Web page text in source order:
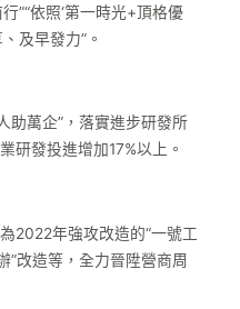
”“依照‘第一時光+頂格優
及早發力”。
助萬企”，落實進步研發所
研發投進增加17%以上。
2022年強攻改造的“一號工
”改造等，全力晉陞營商周